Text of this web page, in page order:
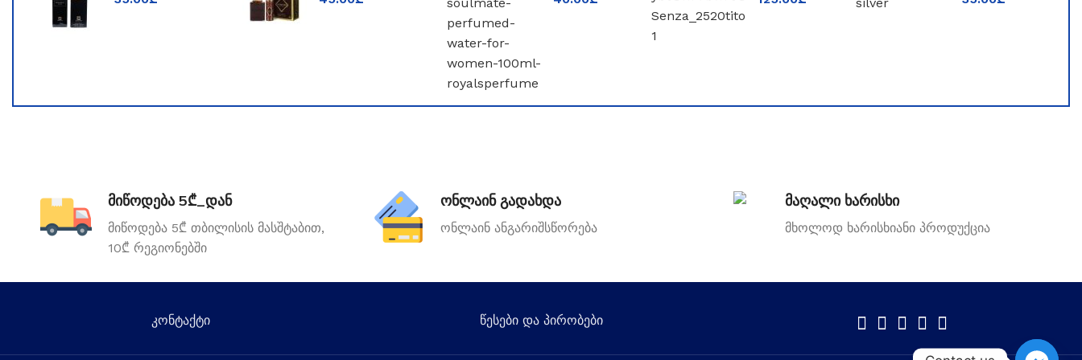
მიწოდება 5₾_დან
მიწოდება 5₾ თბილისის მასშტაბით,
10₾ რეგიონებში
ონლაინ გადახდა
ონლაინ ანგარიშსწორება
მაღალი ხარისხი
მხოლოდ ხარისხიანი პროდუქცია
კონტაქტი წესები და პირობები